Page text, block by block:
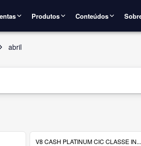
Produtos Conteúdos
abril
V8 CASH PLATINUM CIC CLASSE IN...